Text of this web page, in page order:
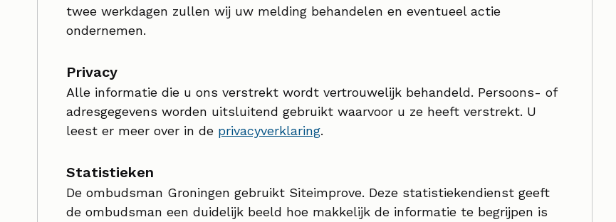
twee werkdagen zullen wij uw melding behandelen en eventueel actie
ondernemen.
Privacy
Alle informatie die u ons verstrekt wordt vertrouwelijk behandeld. Persoons- of
adresgegevens worden uitsluitend gebruikt waarvoor u ze heeft verstrekt. U
leest er meer over in de privacyverklaring.
Statistieken
De ombudsman Groningen gebruikt Siteimprove. Deze statistiekendienst geeft
de ombudsman een duidelijk beeld hoe makkelijk de informatie te begrijpen is